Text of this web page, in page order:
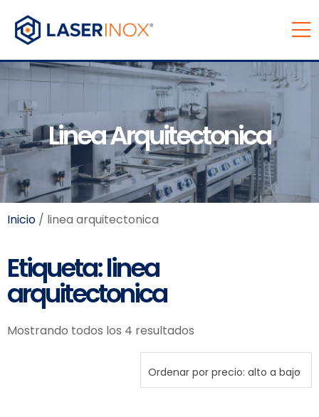
Linea Arquitectonica
Inicio / linea arquitectonica
Etiqueta: linea
arquitectonica
Mostrando todos los 4 resultados